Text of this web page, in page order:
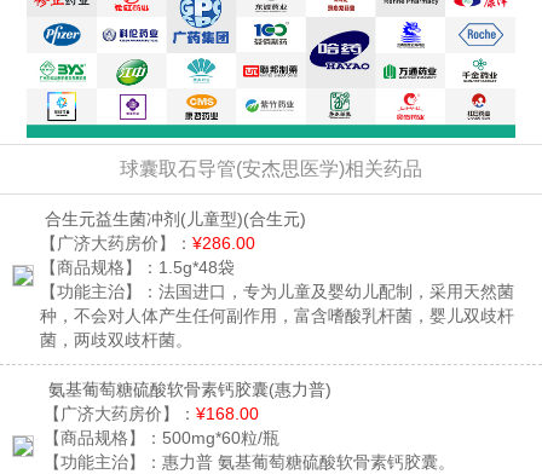
球囊取石导管(安杰思医学)相关药品
合生元益生菌冲剂(儿童型)(合生元)
【广济大药房价】： ¥286.00
【商品规格】： 1.5g*48袋
【功能主治】： 法国进口，专为儿童及婴幼儿配制，采用天然菌
种，不会对人体产生任何副作用，富含嗜酸乳杆菌，婴儿双歧杆
菌，两歧双歧杆菌。
氨基葡萄糖硫酸软骨素钙胶囊(惠力普)
【广济大药房价】： ¥168.00
【商品规格】： 500mg*60粒/瓶
【功能主治】： 惠力普 氨基葡萄糖硫酸软骨素钙胶囊。